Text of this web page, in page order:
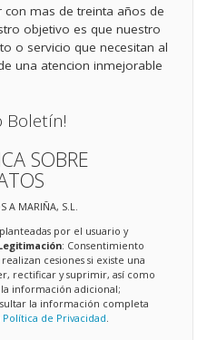
mas de treinta años de
objetivo es que nuestro
o servicio que necesitan al
una atencion inmejorable
Boletín!
SOBRE
A MARIÑA, S.L.
por el usuario y
: Consentimiento
realizan cesiones si existe una
rectificar y suprimir, así como
información adicional;
la información completa
Política de Privacidad